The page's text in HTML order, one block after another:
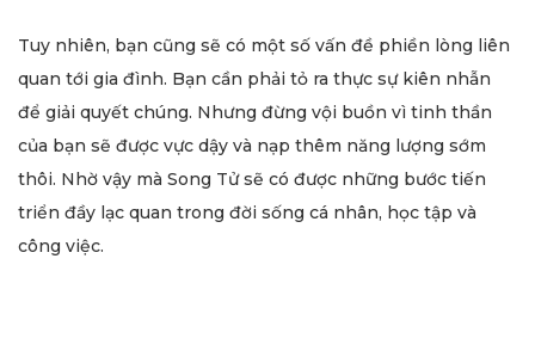
Tuy nhiên, bạn cũng sẽ có một số vấn đề phiền lòng liên
quan tới gia đình. Bạn cần phải tỏ ra thực sự kiên nhẫn
để giải quyết chúng. Nhưng đừng vội buồn vì tinh thần
của bạn sẽ được vực dậy và nạp thêm năng lượng sớm
thôi. Nhờ vậy mà Song Tử sẽ có được những bước tiến
triển đầy lạc quan trong đời sống cá nhân, học tập và
công việc.